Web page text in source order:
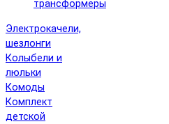
трансформеры
Электрокачели,
шезлонги
Колыбели и
люльки
Комоды
Комплект
детской